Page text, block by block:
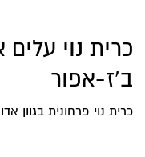
כרית נוי
ב’ז-אפור
כרית נוי פרחונית בגוון